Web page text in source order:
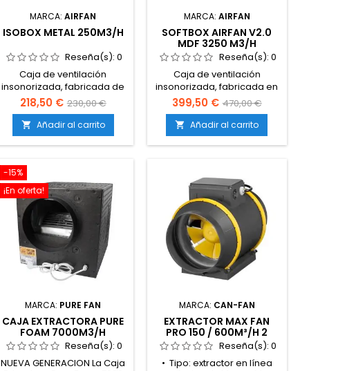
MARCA:AIRFAN
ISOBOX METAL 250M3/H
Reseña(s):0
Caja de ventilación
insonorizada, fabricada de
chapa metálica. Potente
motor interno, se sirve
montada, con manguitos
corona y anclajes de
sujeción.Capacidad:
35x35cm Diámetro entrada:
125mm Diámetro salida:
125mm
218,50 € 230,00 €
 Añadir al carrito
MARCA: AIRFAN
SOFTBOX AIRFAN V2.0
MDF 3250 M3/H
Reseña(s): 0
Caja de ventilación
insonorizada, fabricada en
tablero DM. Potente motor
interno, se sirve montada,
con manguitos corona y
anclajes de sujeción.
399,50 € 470,00 €
 Añadir al carrito
-15%
¡En oferta!
MARCA: PURE FAN
CAJA EXTRACTORA PURE
FOAM 7000M3/H
Reseña(s):0
NUEVA GENERACION La Caja
MARCA: CAN-FAN
EXTRACTOR MAX FAN
PRO 150 / 600M³/H 2
VELOCIDADES
Reseña(s): 0
• Tipo: extractor en línea